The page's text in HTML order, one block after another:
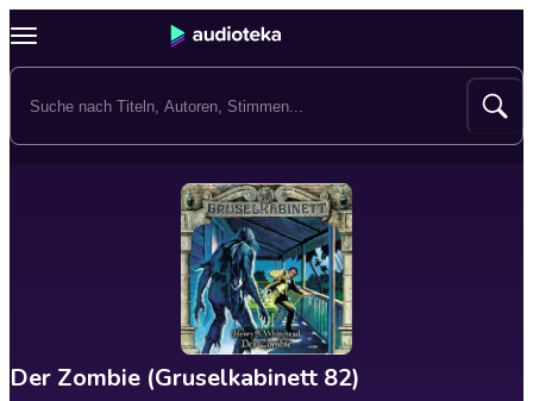
Der Zombie (Gruselkabinett 82)